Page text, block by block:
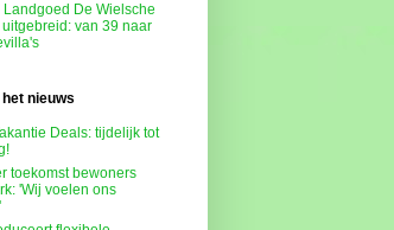
Landgoed De Wielsche
uitgebreid: van 39 naar
nieuws
Deals: tijdelijk tot
toekomst bewoners
'Wij voelen ons